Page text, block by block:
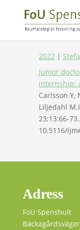
2022|
Junior
internship:
Carlsson Y,
Liljedahl
23;13:66-
10.5116/
Adress
FoU Spenshult